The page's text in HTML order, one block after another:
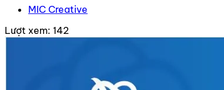
MIC Creative
Lượt xem: 142